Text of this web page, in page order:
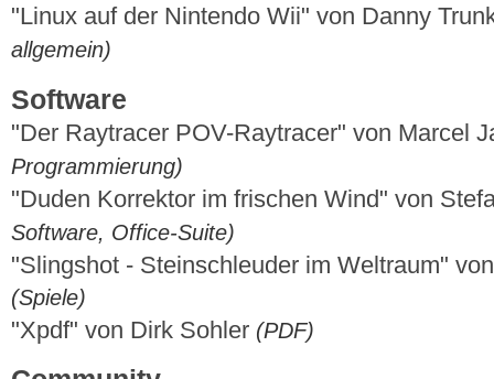
"Linux auf der Nintendo Wii" von Danny
allgemein)
Software
"Der Raytracer POV-Raytracer" von Marcel
Programmierung)
"Duden Korrektor im frischen Wind" von
Software, Office-Suite)
"Slingshot - Steinschleuder im Weltraum"
(Spiele)
"Xpdf" von Dirk Sohler (PDF)